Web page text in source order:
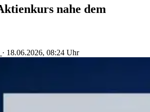
nahe dem
· 18.06.2026, 08:24 Uhr